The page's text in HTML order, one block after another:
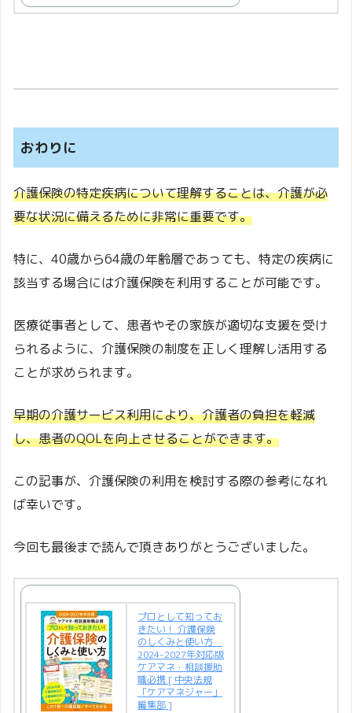
おわりに
介護保険の特定疾病について理解することは、介護が必
要な状況に備えるために非常に重要です。
特に、40歳から64歳の年齢層であっても、特定の疾病に
該当する場合には介護保険を利用することが可能です。
医療従事者として、患者やその家族が適切な支援を受け
られるように、介護保険の制度を正しく理解し活用する
ことが求められます。
早期の介護サービス利用により、介護者の負担を軽減
し、患者のQOLを向上させることができます。
この記事が、介護保険の利用を検討する際の参考になれ
ば幸いです。
今回も最後まで読んで頂きありがとうございました。
プロとして知ってお
きたい！ 介護保険
のしくみと使い方
2024-2027年対応版
ケアマネ・相談援助
職必携 [ 中央法規
「ケアマネジャー」
編集部 ]